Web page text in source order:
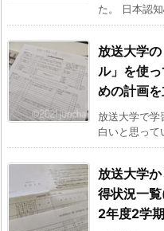
た。 日本認
放送大学
ル」を使
めの計画
放送大学で学
白いと思っ
放送大学
得状況一
2年度2学